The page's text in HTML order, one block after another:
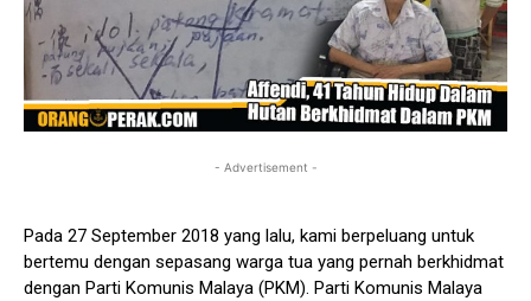
- Advertisement -
Pada 27 September 2018 yang lalu, kami berpeluang untuk
bertemu dengan sepasang warga tua yang pernah berkhidmat
dengan Parti Komunis Malaya (PKM). Parti Komunis Malaya